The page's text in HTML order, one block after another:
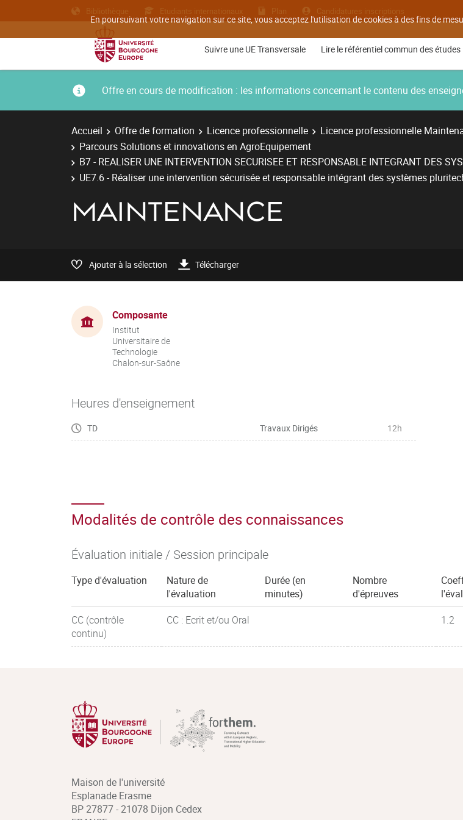
En poursuivant votre navigation sur ce site, vous acceptez l'utilisation de cookies à des fins de
Bibliothèque Etudiants internationaux Plan Candidatures inscriptions
Suivre une UE Transversale Lire le référentiel commun des études
Offre en cours de modification : les informations concernant le contenu des
Accueil Offre de formation Licence professionnelle
Licence professionnelle
Parcours Solutions et innovations en AgroEquipement
B7 - REALISER UNE INTERVENTION SECURISEE ET RESPONSABLE INTEGRANT DES
UE7.6 - Réaliser une intervention sécurisée et responsable intégrant des systèmes
MAINTENANCE
Ajouter à la sélection Télécharger
Composante
Institut
Universitaire de
Technologie
Chalon-sur-Saône
Heures d'enseignement
TD Travaux Dirigés 12h
Modalités de contrôle des connaissances
Évaluation initiale / Session principale
Type d'évaluation
Nature de
l'évaluation
Durée (en
minutes)
Nombre
d'épreuves
CC (contrôle
continu)
CC : Ecrit et/ou Oral 1.2
Maison de l'université
Esplanade Erasme
BP 27877 - 21078 Dijon Cedex